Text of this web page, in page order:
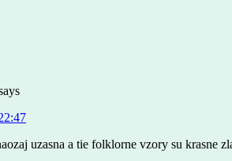
uzasna a tie folklorne vzory su krasne